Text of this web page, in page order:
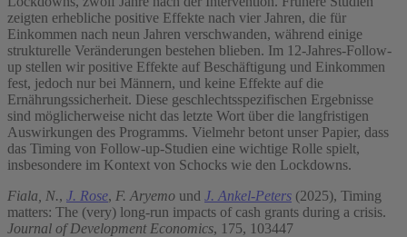
zeigten erhebliche positive Effekte nach vier Jahren, die für
Einkommen nach neun Jahren verschwanden, während einige
strukturelle Veränderungen bestehen blieben. Im 12-Jahres-Follow-
up stellen wir positive Effekte auf Beschäftigung und Einkommen
fest, jedoch nur bei Männern, und keine Effekte auf die
Ernährungssicherheit. Diese geschlechtsspezifischen Ergebnisse
sind möglicherweise nicht das letzte Wort über die langfristigen
Auswirkungen des Programms. Vielmehr betont unser Papier, dass
das Timing von Follow-up-Studien eine wichtige Rolle spielt,
insbesondere im Kontext von Schocks wie den Lockdowns.
Fiala, N., J. Rose, F. Aryemo und J. Ankel-Peters (2025), Timing
matters: The (very) long-run impacts of cash grants during a crisis.
Journal of Development Economics, 175, 103447